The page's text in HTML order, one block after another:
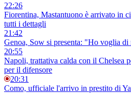
22:26
Fiorentina, Mastantuono è arrivato in
tutti i dettagli
21:42
Genoa, Sow si presenta: "Ho voglia
20:55
Napoli, trattativa calda con il Chelsea
per il difensore
20:31
Como, ufficiale l'arrivo in prestito di